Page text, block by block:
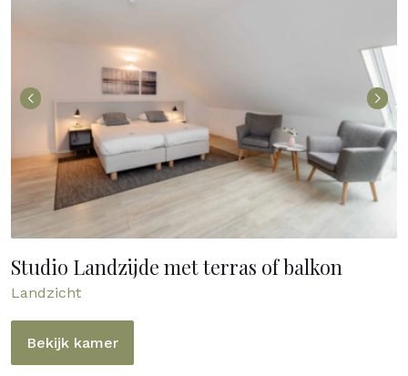
Studio Landzijde met terras of balkon
Landzicht
Bekijk kamer